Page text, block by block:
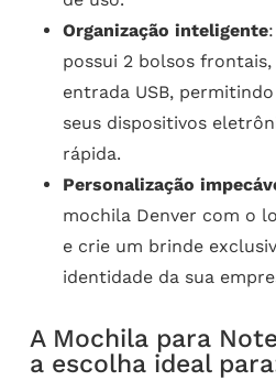
Organização inteligente
possui 2 bolsos
entrada USB,
seus dispositivos
rápida.
Personalização
mochila Denver com o
e crie um brinde
identidade da sua
A Mochila para
a escolha ideal